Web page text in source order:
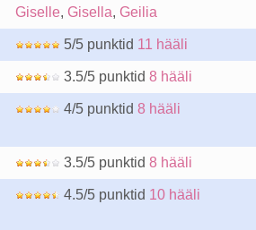
Giselle, Gisella, Geilia
5/5 punktid 11 hääli
3.5/5 punktid 8 hääli
4/5 punktid 8 hääli
3.5/5 punktid 8 hääli
4.5/5 punktid 10 hääli